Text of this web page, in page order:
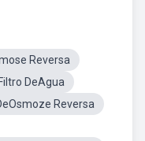
Reversa
Filtro DeAgua
Reversa